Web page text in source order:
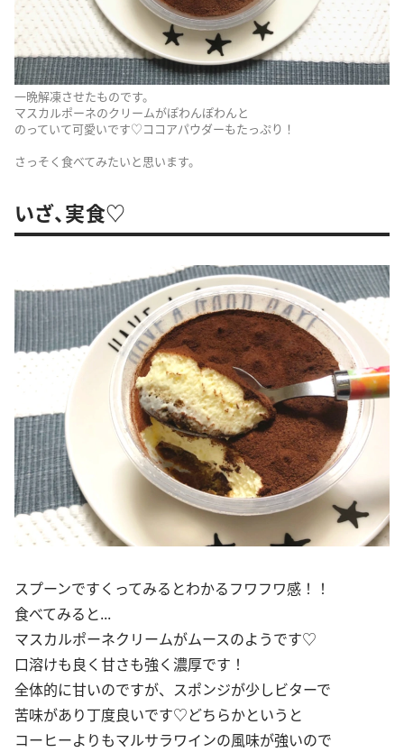
一晩解凍させたものです。
マスカルポーネのクリームがぽわんぽわんと
のっていて可愛いです♡ココアパウダーもたっぷり！
さっそく食べてみたいと思います。
いざ、実食♡
スプーンですくってみるとわかるフワフワ感！！
食べてみると...
マスカルポーネクリームがムースのようです♡
口溶けも良く甘さも強く濃厚です！
全体的に甘いのですが、スポンジが少しビターで
苦味があり丁度良いです♡どちらかというと
コーヒーよりもマルサラワインの風味が強いので